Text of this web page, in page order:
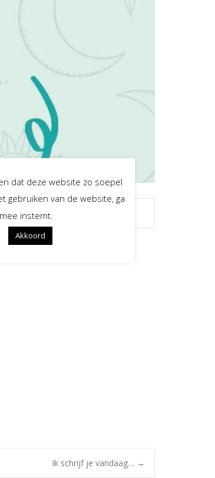
Ik schrijf je vandaag… →
dat deze website zo soepel
gebruiken van de website, ga
instemt.
Akkoord